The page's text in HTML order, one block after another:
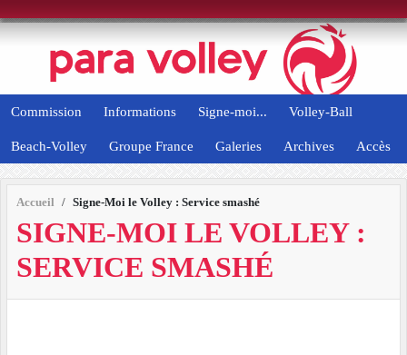
Commission Informations Signe-moi... Volley-Ball
Beach-Volley Groupe France Galeries Archives Accès
Accueil Signe-Moi le Volley : Service smashé
SIGNE-MOI LE VOLLEY :
SERVICE SMASHÉ